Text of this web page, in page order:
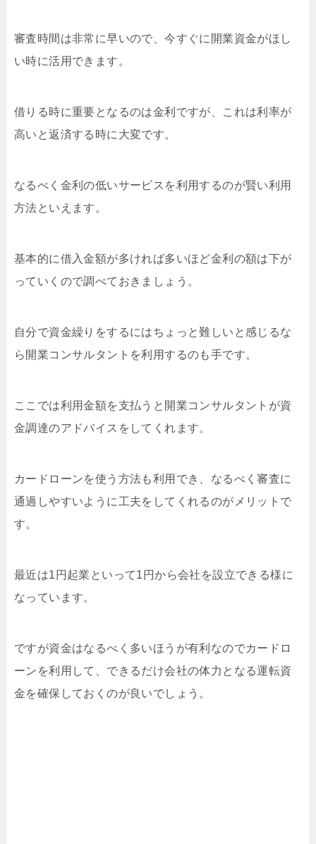
審査時間は非常に早いので、今すぐに開業資金がほし
い時に活用できます。
借りる時に重要となるのは金利ですが、これは利率が
高いと返済する時に大変です。
なるべく金利の低いサービスを利用するのが賢い利用
方法といえます。
基本的に借入金額が多ければ多いほど金利の額は下が
っていくので調べておきましょう。
自分で資金繰りをするにはちょっと難しいと感じるな
ら開業コンサルタントを利用するのも手です。
ここでは利用金額を支払うと開業コンサルタントが資
金調達のアドバイスをしてくれます。
カードローンを使う方法も利用でき、なるべく審査に
通過しやすいように工夫をしてくれるのがメリットで
す。
最近は1円起業といって1円から会社を設立できる様に
なっています。
ですが資金はなるべく多いほうが有利なのでカードロ
ーンを利用して、できるだけ会社の体力となる運転資
金を確保しておくのが良いでしょう。